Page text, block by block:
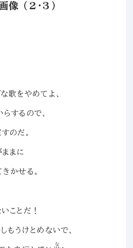
像 (2・3)
歌をやめてよ、
するので、
のだ。
まに
かせる。
ことだ！
もうけとめないで、
な